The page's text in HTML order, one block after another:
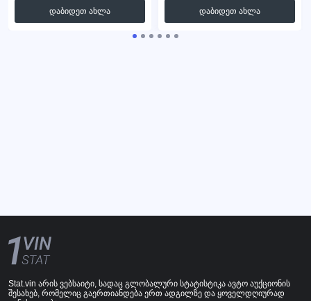
დაბიდეთ ახლა
დაბიდეთ ახლა
Stat.vin არის ვებსაიტი, სადაც გლობალური სტატისტიკა ავტო აუქციონის
შესახებ, რომელიც გაერთიანდება ერთ ადგილზე და ყოველდღიურად